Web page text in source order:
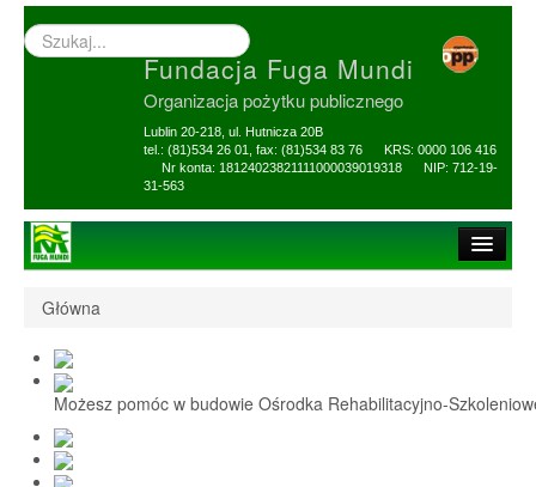
Wyszukiwarka
–
Fundacja Fuga Mundi
Organizacja pożytku publicznego
Lublin 20-218, ul. Hutnicza 20B
tel.: (81)534 26 01, fax: (81)534 83 76 KRS: 0000 106 416
Nr konta: 18124023821111000039019318 NIP: 712-19-
31-563
1,5% i darowizny
Nasi Beneficjenci
Ośrodek Reh-Szkol
Główna
Możesz pomóc w budowie Ośrodka Rehabilitacyjno-